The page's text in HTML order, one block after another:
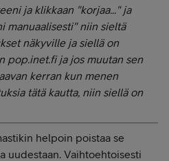
ja klikkaan "korjaa..." ja
manuaalisesti" niin sieltä
näkyville ja siellä on
pop.inet.fi ja jos muutan sen
kerran kun menen
tätä kautta, niin siellä on
helpoin poistaa se
uudestaan. Vaihtoehtoisesti